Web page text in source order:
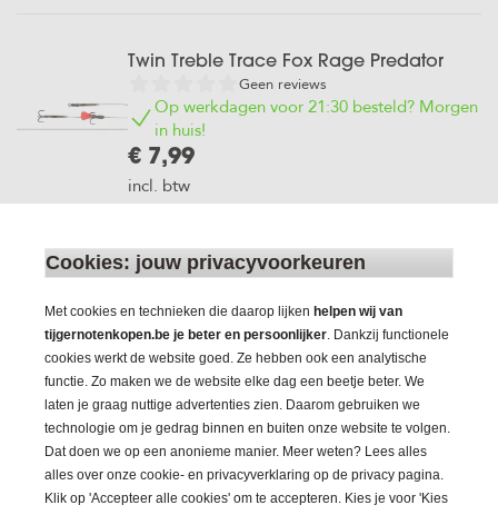
Twin Treble Trace Fox Rage Predator
Geen reviews
Op werkdagen voor 21:30 besteld? Morgen
in huis!
€ 7,99
incl. btw
Float Trace Fox Rage Predator
Op werkdagen voor 21:30 besteld? Morgen
in huis!
€ 6,99
incl. btw
Kwik Change Paternoster Trace Barbed
Fox Rage predator
Cookies: jouw privacyvoorkeuren
Met cookies en technieken die daarop lijken helpen wij van
tijgernotenkopen.be je beter en persoonlijker. Dankzij functionele
cookies werkt de website goed. Ze hebben ook een analytische
functie. Zo maken we de website elke dag een beetje beter. We
laten je graag nuttige advertenties zien. Daarom gebruiken we
technologie om je gedrag binnen en buiten onze website te volgen.
Dat doen we op een anonieme manier. Meer weten? Lees alles
alles over onze cookie- en privacyverklaring op de privacy pagina.
Klik op 'Accepteer alle cookies' om te accepteren. Kies je voor 'Kies